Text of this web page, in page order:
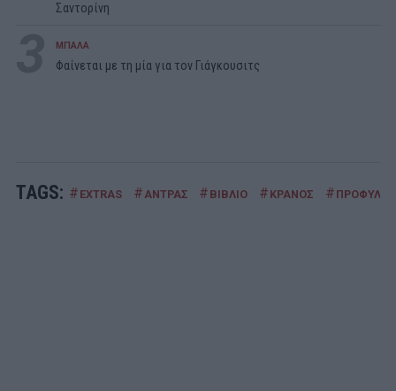
Σαντορίνη
ΜΠΑΛΑ
Φαίνεται με τη μία για τον Γιάγκουσιτς
TAGS: # EXTRAS # ΑΝΤΡΑΣ # ΒΙΒΛΙΟ # ΚΡΑΝΟΣ #